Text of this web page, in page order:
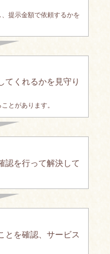
提示金額で依頼するかを
てくれるかを見守り
とがあります。
認を行って解決して
とを確認、サービス